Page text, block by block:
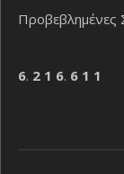
Προβεβλημένες
6. 2 1 6. 6 1 1